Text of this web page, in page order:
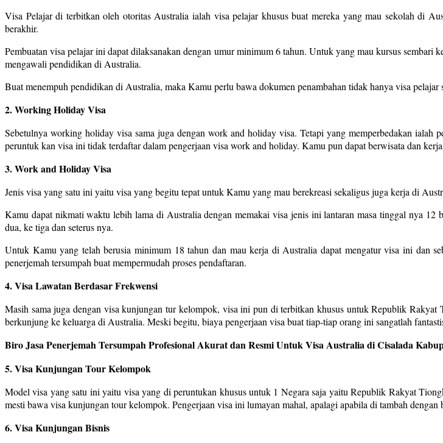
Visa Pelajar di terbitkan oleh otoritas Australia ialah visa pelajar khusus buat mereka yang mau sekolah di
berakhir.
Pembuatan visa pelajar ini dapat dilaksanakan dengan umur minimum 6 tahun. Untuk yang mau kursus
mengawali pendidikan di Australia.
Buat menempuh pendidikan di Australia, maka Kamu perlu bawa dokumen penambahan tidak hanya visa
2. Working Holiday Visa
Sebetulnya working holiday visa sama juga dengan work and holiday visa. Tetapi yang memperbedakan ialah
peruntuk kan visa ini tidak terdaftar dalam pengerjaan visa work and holiday. Kamu pun dapat berwisata dan
3. Work and Holiday Visa
Jenis visa yang satu ini yaitu visa yang begitu tepat untuk Kamu yang mau berekreasi sekaligus juga kerja di
Kamu dapat nikmati waktu lebih lama di Australia dengan memakai visa jenis ini lantaran masa tinggal nya
dua, ke tiga dan seterus nya.
Untuk Kamu yang telah berusia minimum 18 tahun dan mau kerja di Australia dapat mengatur visa ini dan
penerjemah tersumpah buat mempermudah proses pendaftaran.
4. Visa Lawatan Berdasar Frekwensi
Masih sama juga dengan visa kunjungan tur kelompok, visa ini pun di terbitkan khusus untuk Republik
berkunjung ke keluarga di Australia. Meski begitu, biaya pengerjaan visa buat tiap-tiap orang ini sangatlah
Biro Jasa Penerjemah Tersumpah Profesional Akurat dan Resmi Untuk Visa Australia di Cisalada
5. Visa Kunjungan Tour Kelompok
Model visa yang satu ini yaitu visa yang di peruntukan khusus untuk 1 Negara saja yaitu Republik Rakyat
mesti bawa visa kunjungan tour kelompok. Pengerjaan visa ini lumayan mahal, apalagi apabila di tambah dengan
6. Visa Kunjungan Bisnis